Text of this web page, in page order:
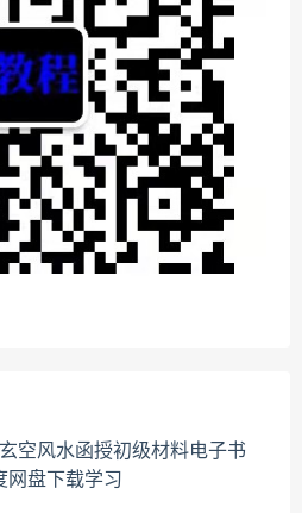
空风水函授初级材料电子书
网盘下载学习